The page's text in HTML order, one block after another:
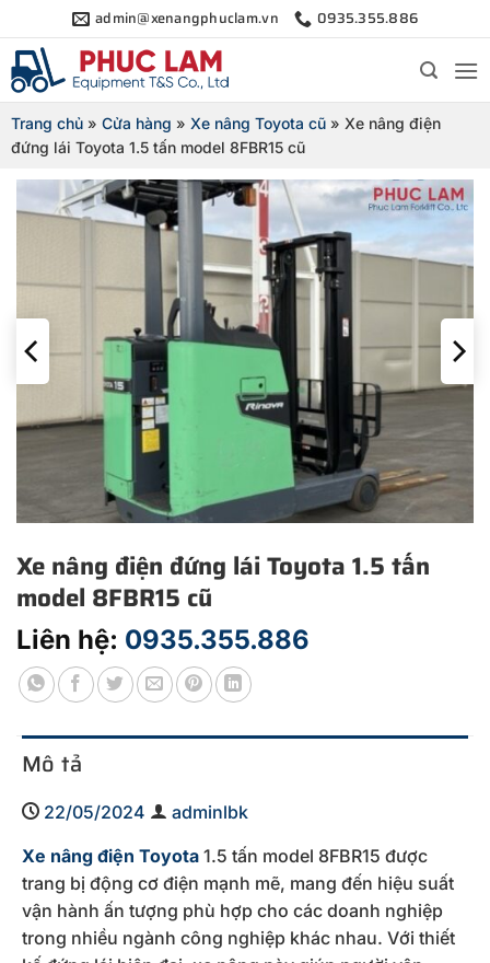
qua
nội
dung
admin@xenangphuclam.vn 0935.355.886
Trang chủ » Cửa hàng » Xe nâng Toyota cũ » Xe nâng điện
đứng lái Toyota 1.5 tấn model 8FBR15 cũ
Xe nâng điện đứng lái Toyota 1.5 tấn
model 8FBR15 cũ
Liên hệ: 0935.355.886
Mô tả
22/05/2024
adminlbk
Xe nâng điện Toyota 1.5 tấn model 8FBR15 được
trang bị động cơ điện mạnh mẽ, mang đến hiệu suất
vận hành ấn tượng phù hợp cho các doanh nghiệp
trong nhiều ngành công nghiệp khác nhau. Với thiết